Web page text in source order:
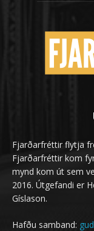
Fjarðarfréttir flytja
Fjarðarfréttir kom
mynd kom út sem
2016. Útgefandi er
Gíslason.
Hafðu samband: